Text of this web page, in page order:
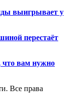
выигрывает у
перестаёт
что вам нужно
Все права